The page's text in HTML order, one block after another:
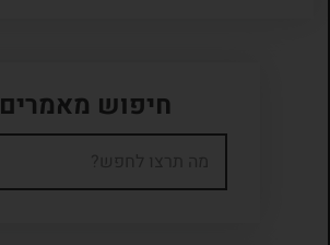
חיפוש מאמרים